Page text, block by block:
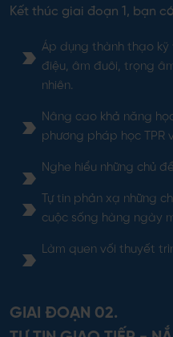
Kết thúc giai đoạn 1, bạn
Áp dụng thành thạo
điệu, âm đuôi, trọng
nhiên.
Nâng cao khả năng
phương pháp học TPR
Nghe hiểu những chủ
Tự tin phản xạ những
cuộc sống hàng ngày
Làm quen vối thuyết
GIAI ĐOẠN 02.